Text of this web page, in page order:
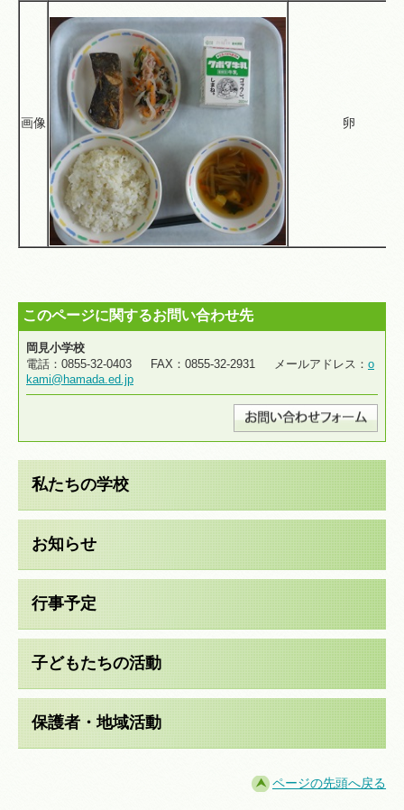
画像 卵
このページに関するお問い合わせ先
岡見小学校
電話：0855-32-0403 FAX：0855-32-2931 メールアドレス： o
kami@hamada.ed.jp
私たちの学校
お知らせ
行事予定
子どもたちの活動
保護者・地域活動
ページの先頭へ戻る